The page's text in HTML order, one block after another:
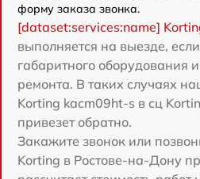
форму заказа звонка.
[dataset:services:name]
выполняется на выезде,
габаритного оборудования
ремонта. В таких случаях
Korting kacm09ht-s в сц
привезет обратно.
Закажите звонок или
Korting в Ростове-на-Дону